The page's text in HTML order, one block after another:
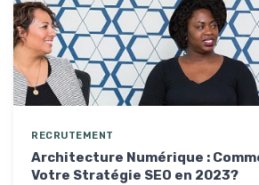
RECRUTEMENT
Architecture Numérique :
Votre Stratégie SEO en 2023?